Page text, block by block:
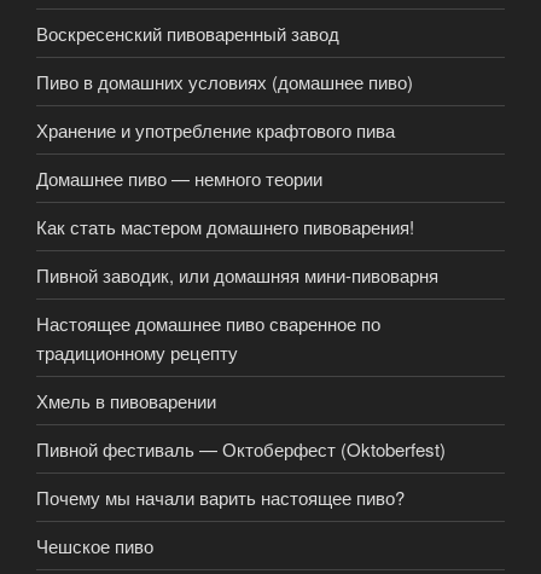
Воскресенский пивоваренный завод
Пиво в домашних условиях (домашнее пиво)
Хранение и употребление крафтового пива
Домашнее пиво — немного теории
Как стать мастером домашнего пивоварения!
Пивной заводик, или домашняя мини-пивоварня
Настоящее домашнее пиво сваренное по
традиционному рецепту
Хмель в пивоварении
Пивной фестиваль — Октоберфест (Oktoberfest)
Почему мы начали варить настоящее пиво?
Чешское пиво